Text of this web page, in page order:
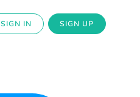
SIGN IN SIGN UP